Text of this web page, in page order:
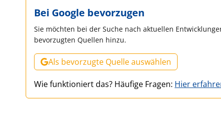
Bei Google bevorzugen
Sie möchten bei der Suche nach aktuellen
bevorzugten Quellen hinzu.
Als bevorzugte Quelle auswählen
Wie funktioniert das? Häufige Fragen: Hier